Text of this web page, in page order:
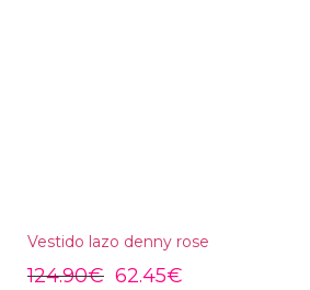
Vestido lazo denny rose
124.90€ 62.45€